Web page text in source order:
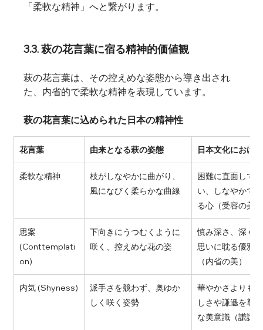
「柔軟な精神」へと繋がります。
3.3. 萩の花言葉に宿る精神的価値観
萩の花言葉は、その控えめな姿態から導き出され
た、内省的で柔軟な精神を表現しています。
萩の花言葉に込められた日本の精神性
花言葉 由来となる萩の姿態 日本文化におけ
柔軟な精神
枝がしなやかに曲がり、
風になびく柔らかな曲線
困難に直面して
い、しなやかで
る心（受容の美）
思案
(Conttemplati
on)
下向きにうつむくように
咲く、控えめな花の姿
慎み深さ、深く
思いに耽る優雅
（内省の美）
内気 (Shyness)
派手さを競わず、奥ゆか
しく咲く姿勢
華やかさよりも
しさや謙遜を尊
な美意識（謙譲